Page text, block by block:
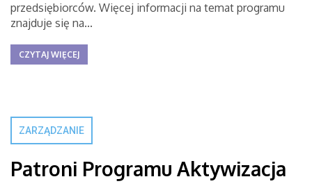
przedsiębiorców. Więcej informacji na temat programu
znajduje się na...
CZYTAJ WIĘCEJ
ZARZĄDZANIE
Patroni Programu Aktywizacja